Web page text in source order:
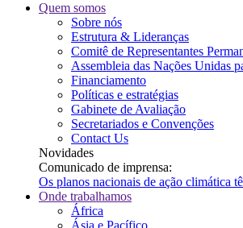
Quem somos
Sobre nós
Estrutura & Lideranças
Comitê de Representantes
Assembleia das Nações Unidas
Financiamento
Políticas e estratégias
Gabinete de Avaliação
Secretariados e Convenções
Contact Us
Novidades
Comunicado de imprensa:
Os planos nacionais de ação climática
Onde trabalhamos
África
Ásia e Pacífico